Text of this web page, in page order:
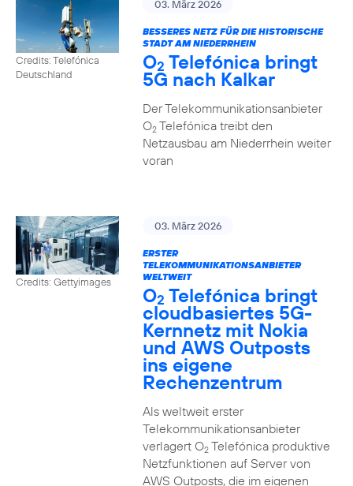
Credits: Telefónica
Deutschland
03. März 2026
BESSERES NETZ FÜR DIE HISTORISCHE
STADT AM NIEDERRHEIN
O2 Telefónica bringt
5G nach Kalkar
Der Telekommunikationsanbieter
O2Telefónica treibt den
Netzausbau am Niederrhein weiter
voran
Credits: Gettyimages
03. März 2026
ERSTER
TELEKOMMUNIKATIONSANBIETER
WELTWEIT
O2 Telefónica bringt
cloudbasiertes 5G-
Kernnetz mit Nokia
und AWS Outposts
ins eigene
Rechenzentrum
Als weltweit erster
Telekommunikationsanbieter
verlagert O2Telefónica produktive
Netzfunktionen auf Server von
AWS Outposts, die im eigenen